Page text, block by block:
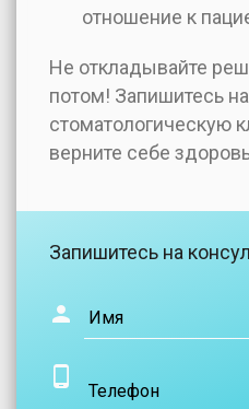
отношение к
Не откладывайте
потом! Запишитесь
стоматологическую
верните себе
Запишитесь на
Имя
Телефон